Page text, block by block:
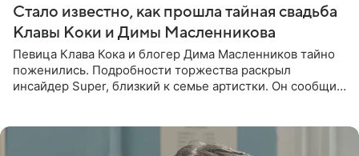
Стало известно, как прошла тайная свадьба
Клавы Коки и Димы Масленникова
Певица Клава Кока и блогер Дима Масленников тайно
поженились. Подробности торжества раскрыл
инсайдер Super, близкий к семье артистки. Он сообщил,